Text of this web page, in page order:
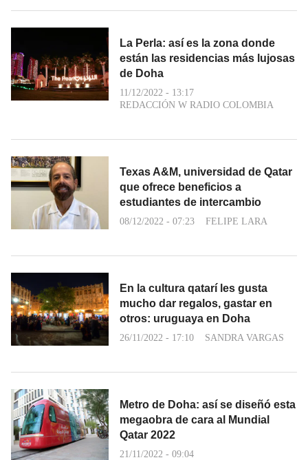
La Perla: así es la zona donde
están las residencias más lujosas
de Doha
11/12/2022 - 13:17
REDACCIÓN W RADIO COLOMBIA
Texas A&M, universidad de Qatar
que ofrece beneficios a
estudiantes de intercambio
08/12/2022 - 07:23 FELIPE LARA
En la cultura qatarí les gusta
mucho dar regalos, gastar en
otros: uruguaya en Doha
26/11/2022 - 17:10 SANDRA VARGAS
Metro de Doha: así se diseñó esta
megaobra de cara al Mundial
Qatar 2022
21/11/2022 - 09:04